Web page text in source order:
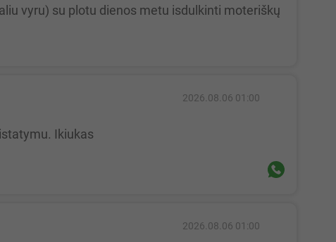
2026.08.06 01:00
Ikiukas
2026.08.06 01:00